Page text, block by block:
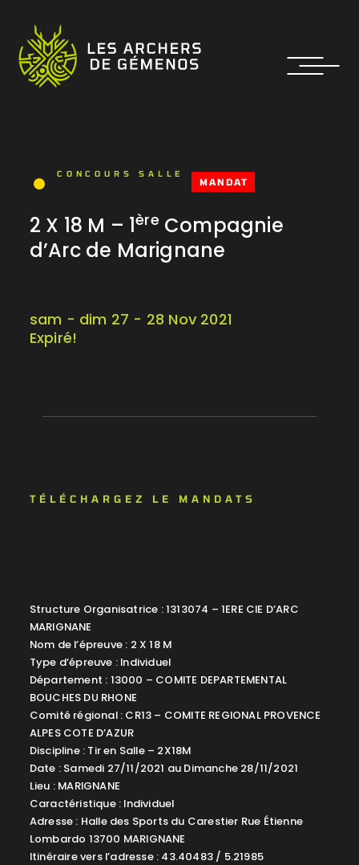
CONCOURS SALLE
MANDAT
sam - dim 27 - 28 Nov 2021
Expiré!
2 X 18 M – 1ère Compagnie
d’Arc de Marignane
TÉLÉCHARGEZ LE MANDATS
Structure Organisatrice : 1313074 – 1ERE CIE D’ARC
MARIGNANE
Nom de l’épreuve : 2 X 18 M
Type d’épreuve : Individuel
Département : 13000 – COMITE DEPARTEMENTAL
BOUCHES DU RHONE
Comité régional : CR13 – COMITE REGIONAL PROVENCE
ALPES COTE D’AZUR
Discipline : Tir en Salle – 2X18M
Date : Samedi 27/11/2021 au Dimanche 28/11/2021
Lieu : MARIGNANE
Caractéristique : Individuel
Adresse : Halle des Sports du Carestier Rue Étienne
Lombardo 13700 MARIGNANE
Itinéraire vers l’adresse : 43.40483 / 5.21985